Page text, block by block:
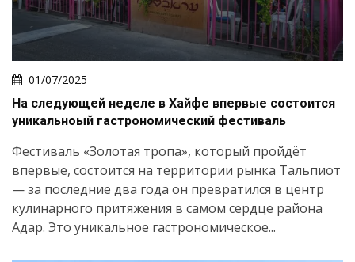
01/07/2025
На следующей неделе в Хайфе впервые состоится
уникальноый гастрономический фестиваль
Фестиваль «Золотая тропа», который пройдёт
впервые, состоится на территории рынка Тальпиот
— за последние два года он превратился в центр
кулинарного притяжения в самом сердце района
Адар. Это уникальное гастрономическое...